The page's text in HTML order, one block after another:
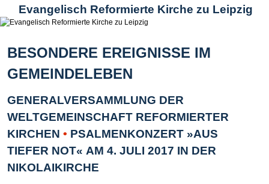
Evangelisch Reformierte Kirche zu Leipzig
BESONDERE EREIGNISSE IM
GEMEINDELEBEN
GENERALVERSAMMLUNG DER
WELTGEMEINSCHAFT REFORMIERTER
KIRCHEN • PSALMENKONZERT »AUS
TIEFER NOT« AM 4. JULI 2017 IN DER
NIKOLAIKIRCHE